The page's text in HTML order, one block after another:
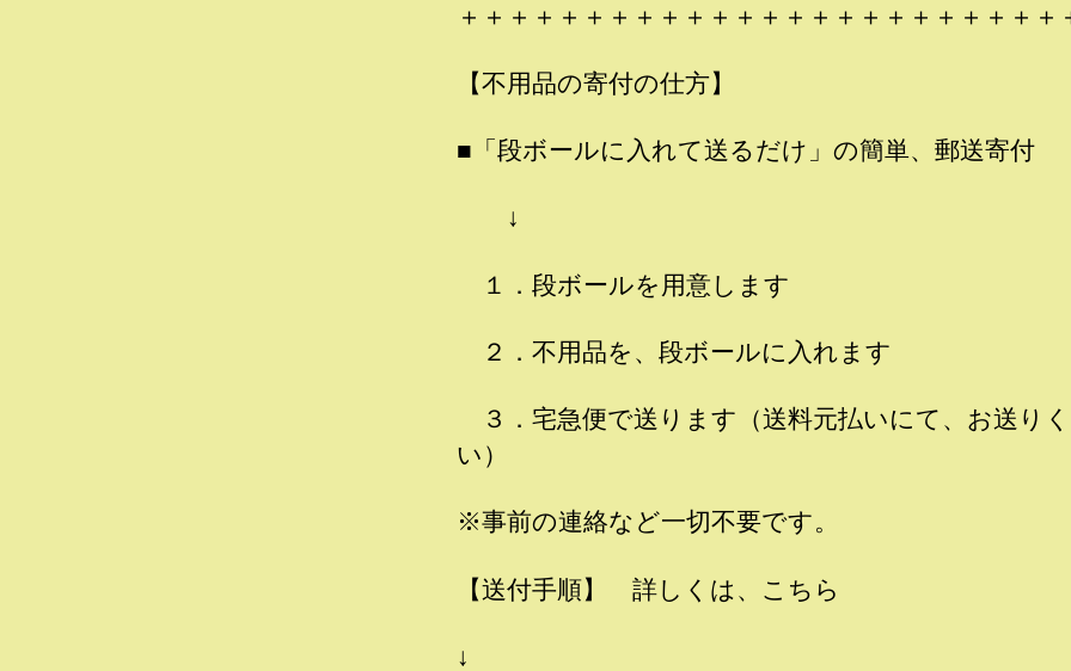
＋＋＋＋＋＋＋＋＋＋＋＋＋＋＋＋＋＋＋＋＋＋＋＋
【不用品の寄付の仕方】
■「段ボールに入れて送るだけ」の簡単、郵送寄付
↓
１．段ボールを用意します
２．不用品を、段ボールに入れます
３．宅急便で送ります（送料元払いにて、お送り
い）
※事前の連絡など一切不要です。
【送付手順】 詳しくは、こちら
↓